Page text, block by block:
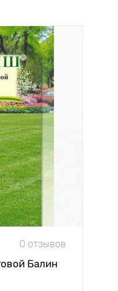
0 отзывов
Балин